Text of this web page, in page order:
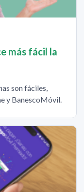
más fácil la
son fáciles,
y BanescoMóvil.